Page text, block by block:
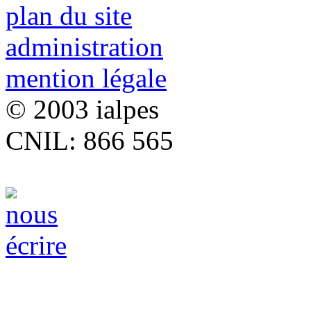
plan du site
administration
mention légale
© 2003 ialpes
CNIL: 866 565